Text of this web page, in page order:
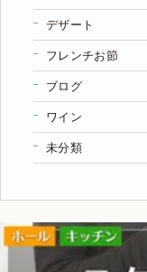
デザート
フレンチお節
ブログ
ワイン
未分類